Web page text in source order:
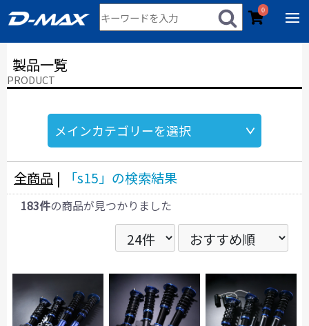
0
製品一覧
PRODUCT
全商品 | 「s15」の検索結果
183件の商品が見つかりました